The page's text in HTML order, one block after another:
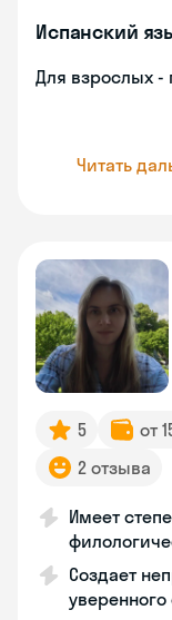
Испанский
Для взрослых
Читать
5 от
2 отзыва
Имеет
Создает